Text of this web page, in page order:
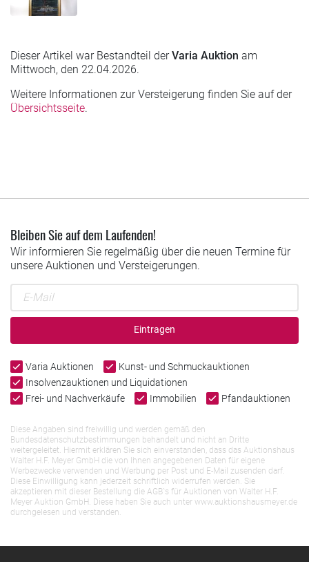
Dieser Artikel war Bestandteil derVaria Auktion am
Mittwoch, den 22.04.2026.
Weitere Informationen zur Versteigerung finden Sie auf der
Übersichtsseite.
Bleiben Sie auf dem Laufenden!
Wir informieren Sie regelmäßig über die neuen Termine für
unsere Auktionen und Versteigerungen.
Eintragen
Varia Auktionen
Kunst- und Schmuckauktionen
Insolvenzauktionen und Liquidationen
Frei- und Nachverkäufe
Immobilien Pfandauktionen
Diese Angaben sind freiwillig und werden gemäß den
Bundesdatenschutzbestimmungen behandelt und nicht an Dritte
weitergeleitet. Hiermit erklären Sie sich einverstanden, dass das Auktionshaus
Walter H.F. Meyer GmbH die von Ihnen angegebenen Daten für eigene
Werbezwecke verwenden und Werbung per Post und E-Mail zusenden darf.
Diese Einwilligung kann jederzeit schriftlich widerrufen werden. Sie
akzeptieren mit dieser Bestellung die AGB`s für Auktionen von Walter H.F.
Meyer Auktion GmbH. Diese haben Sie auch unter www.auktionshausmeyer.de
durchgelesen und verstanden.